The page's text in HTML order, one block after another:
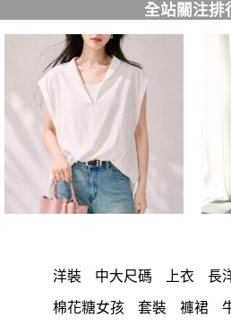
全站關注排
洋裝 中大尺碼 上衣 長
棉花糖女孩 套裝 褲裙